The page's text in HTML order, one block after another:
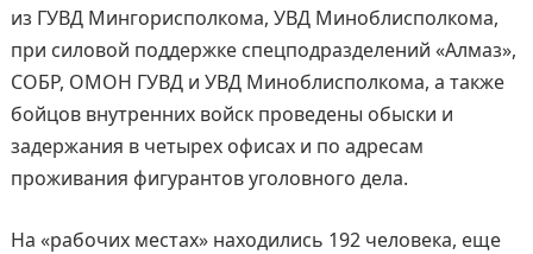
из ГУВД Мингорисполкома, УВД Миноблисполкома,
при силовой поддержке спецподразделений «Алмаз»,
СОБР, ОМОН ГУВД и УВД Миноблисполкома, а также
бойцов внутренних войск проведены обыски и
задержания в четырех офисах и по адресам
проживания фигурантов уголовного дела.
На «рабочих местах» находились 192 человека, еще